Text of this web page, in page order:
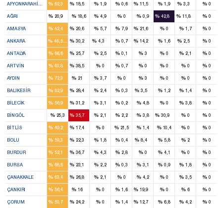
AFYONKARAHISAR %62,3 %18,5 % 1,9 % 0,6 %11,5 % 1,9 % 3,3 % 0
AĞRI %20,9 %18,6 % 4,9 % 0 % 0,9 %42,8 %11,8 % 0
AMASYA %42,4 %20,6 % 5,7 % 7,9 %21,6 % 0 % 1,7 % 0
ANKARA % 46,5 %30,2 % 4,3 % 0,7 %14,2 % 1,6 % 2,5 % 0
ANTALYA %66,6 %25,7 % 2,5 % 0,1 % 3 % 0 % 2,1 % 0
ARTVIN %60,8 %38,5 % 0 % 0,7 % 0 % 0 % 0 % 0
AYDIN %72,3 %21 % 3,7 % 0 % 3 % 0 % 0 % 0
BALIKESIR %62,9 %28,4 % 2,4 % 0,3 % 3,5 % 1,2 % 1,4 % 0
BILECIK %56,9 %31,2 % 3,1 % 0,2 % 4,8 % 0 % 3,8 % 0
BINGÖL %25,3 %35,7 % 2,1 % 2,2 % 3,8 %30,9 % 0 % 0
BITLIS %49,2 %17,4 % 0 %21,5 % 1,4 %10,4 % 0 % 0
BOLU %59,3 %22,3 % 1,8 % 0,4 % 8,4 % 5,8 % 2 % 0
BURDUR %52,1 %36,7 % 4,3 % 2,8 % 0 % 4,1 % 0 % 0
BURSA %68,6 %23,1 % 2,2 % 0,3 % 3,1 % 0,9 % 1,8 % 0
ÇANAKKALE %63,4 %26,8 % 2,1 % 0 % 4,2 % 0 % 3,5 % 0
ÇANKIRI %56,4 %16 % 0 % 1,6 %19,9 % 0 % 6 % 0
ÇORUM %50,7 %24,2 % 0 % 1,4 %12,7 % 6,8 % 4,2 % 0